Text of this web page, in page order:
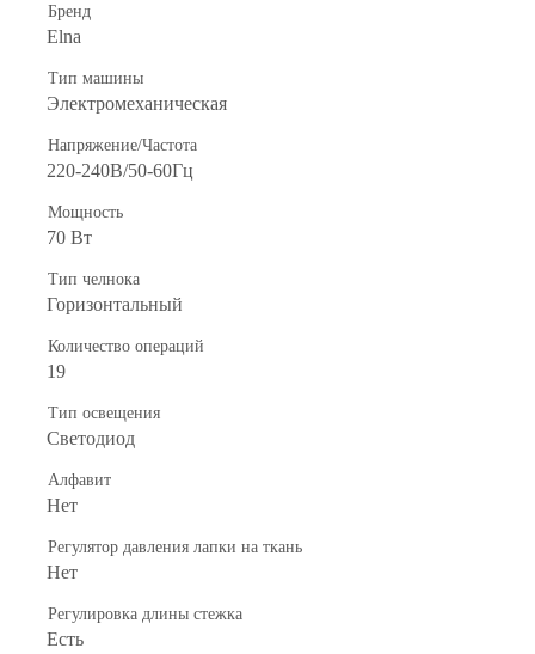
Бренд
Elna
Тип машины
Электромеханическая
Напряжение/Частота
220-240В/50-60Гц
Мощность
70 Вт
Тип челнока
Горизонтальный
Количество операций
19
Тип освещения
Светодиод
Алфавит
Нет
Регулятор давления лапки на ткань
Нет
Регулировка длины стежка
Есть